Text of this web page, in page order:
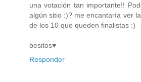
una votación tan importante!!
algún sitio :)? me encantaría ver
de los 10 que queden finalistas :)
besitos♥
Responder